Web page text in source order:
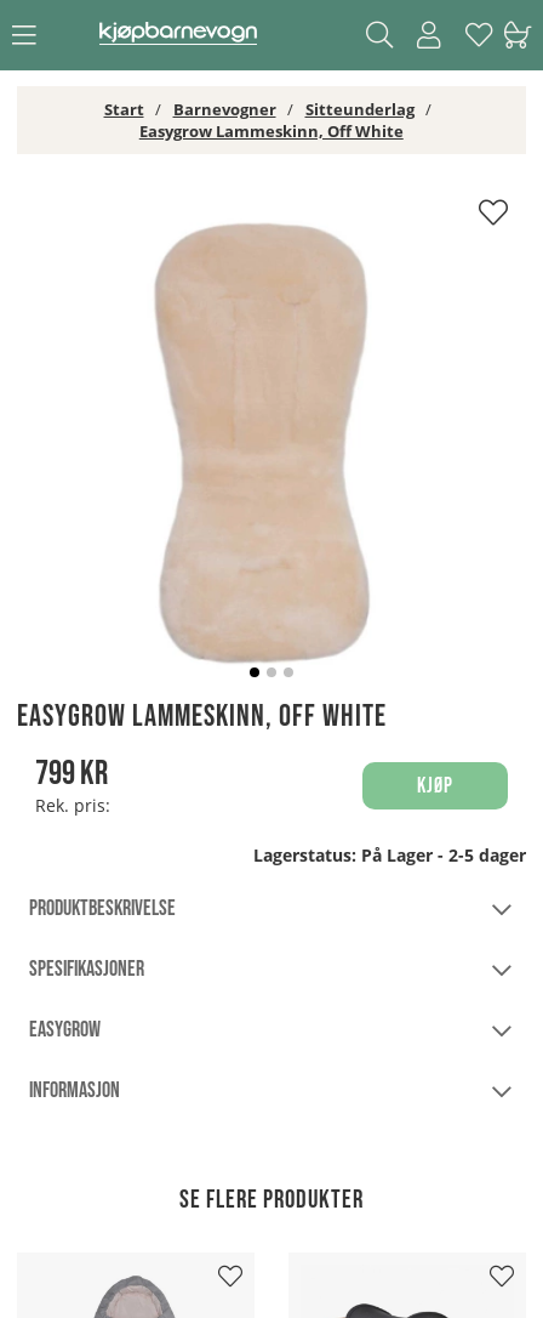
Start Barnevogner
Sitteunderlag
Easygrow Lammeskinn, Off White
Easygrow Lammeskinn, Off White
799kr
Rek. pris:
Kjøp
Lagerstatus: På Lager - 2-5 dager
PRODUKTBESKRIVELSE
SPESIFIKASJONER
EASYGROW
INFORMASJON
Se flere produkter